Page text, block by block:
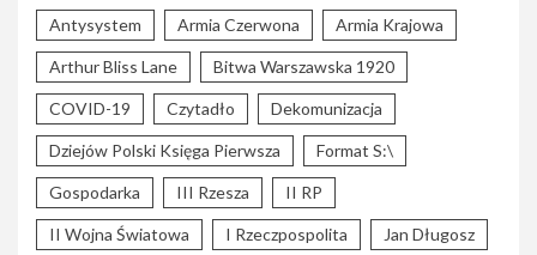
Antysystem Armia Czerwona Armia Krajowa
Arthur Bliss Lane Bitwa Warszawska 1920
COVID-19 Czytadło Dekomunizacja
Dziejów Polski Księga Pierwsza Format S:\
Gospodarka III Rzesza II RP
II Wojna Światowa I Rzeczpospolita Jan Długosz